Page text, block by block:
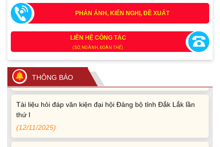
PHẢN ÁNH, KIẾN NGHỊ, ĐỀ XUẤT
LIÊN HỆ CÔNG TÁC
(SỞ, NGÀNH, ĐOÀN THỂ)
THÔNG BÁO
Tích cực tham gia góp ý, tuyên truyền dự thảo Bộ luật Hình
sự (sửa đổi) và Luật Tổ chức cơ quan điều tra (sửa đổi)
Quy định xử phạt vi phạm vi định giao thông đường bộ
theo Nghị định 168
(13/11/2025)
thứ I